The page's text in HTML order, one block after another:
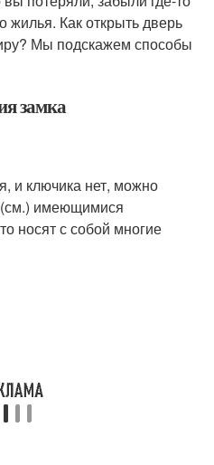
жилья. Как открыть дверь
Мы подскажем способы
замка
и ключика нет, можно
(см.) имеющимися
носят с собой многие